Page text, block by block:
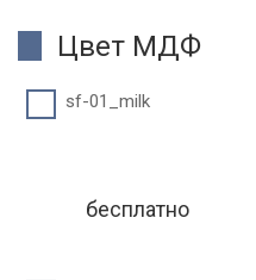
Цвет МДФ
sf-01_milk
бесплатно